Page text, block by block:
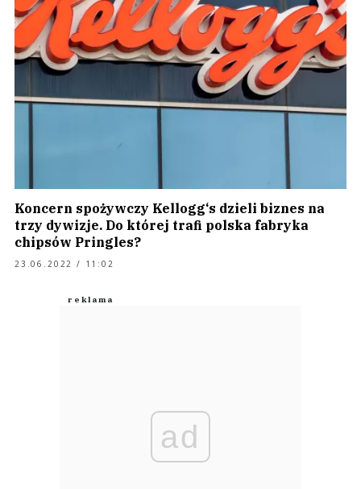
Koncern spożywczy Kellogg‘s dzieli biznes na
trzy dywizje. Do której trafi polska fabryka
chipsów Pringles?
23.06.2022 / 11:02
ad